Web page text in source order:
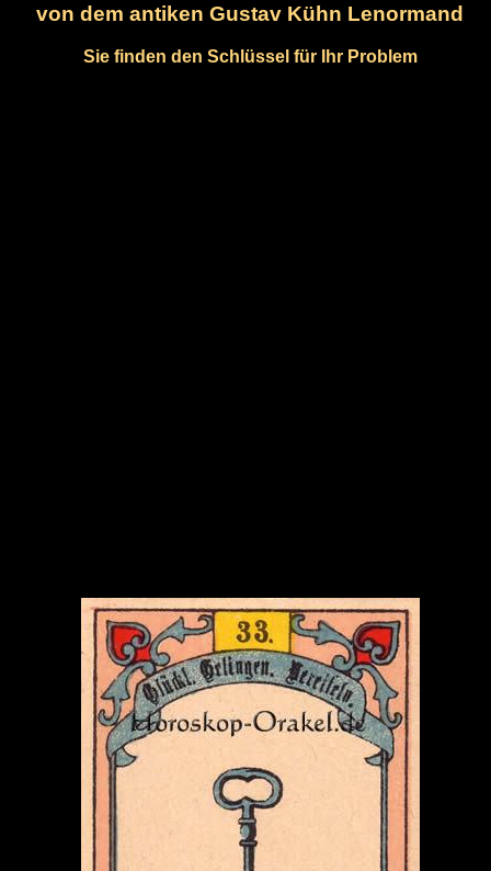
von dem antiken Gustav Kühn Lenormand
Sie finden den Schlüssel für Ihr Problem